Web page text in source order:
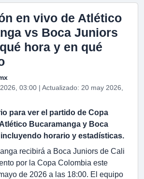
en vivo de Atlético
vs Boca Juniors
hora y en qué
03:00 | Actualizado: 20 may 2026,
para ver el partido de Copa
Bucaramanga y Boca
horario y estadísticas.
recibirá a Boca Juniors de Cali
por la Copa Colombia este
de 2026 a las 18:00. El equipo